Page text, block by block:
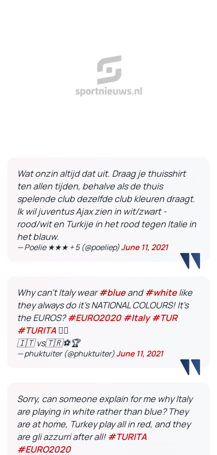
Wat onzin altijd dat uit. Draag je thuisshirt
ten allen tijden, behalve als de thuis
spelende club dezelfde club kleuren draagt.
Ik wil juventus Ajax zien in wit/zwart -
rood/wit en Turkije in het rood tegen Italie in
het blauw.
— Poelie ★★★ + 5 (@poeliep)June 11, 2021
Why can't Italy wear#blueand#whitelike
they always do it's NATIONAL COLOURS! It's
the EUROS?#EURO2020 #Italy #TUR
#TURITA 🤷‍♂️
🇮🇹 vs🇹🇷⚽️🏆
— phuktuiter (@phuktuiter)June 11, 2021
Sorry, can someone explain for me why Italy
are playing in white rather than blue? They
are at home, Turkey play all in red, and they
are gli azzurri after all! #TURITA
#EURO2020